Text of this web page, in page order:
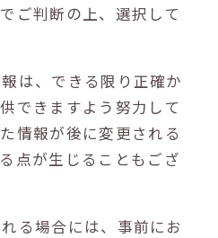
ご判断の上、選択して
は、できる限り正確か
できますよう努力して
情報が後に変更される
点が生じることもござ
る場合には、事前にお